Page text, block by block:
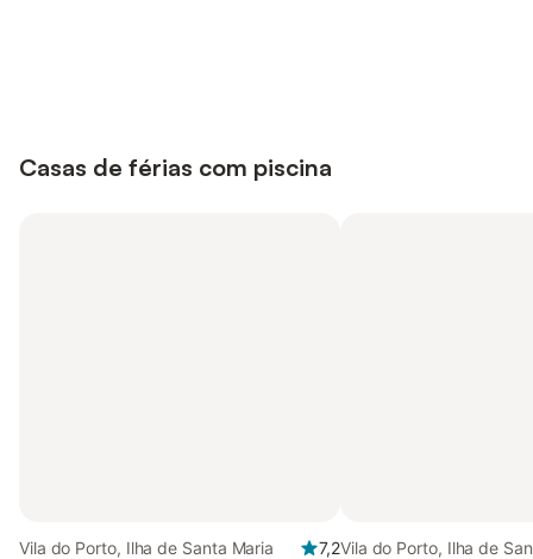
Casas de férias com piscina
Vila do Porto, Ilha de Santa Maria
7,2Vila do Porto, Ilha de